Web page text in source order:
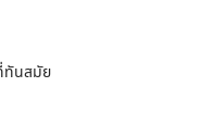
ทันสมัย